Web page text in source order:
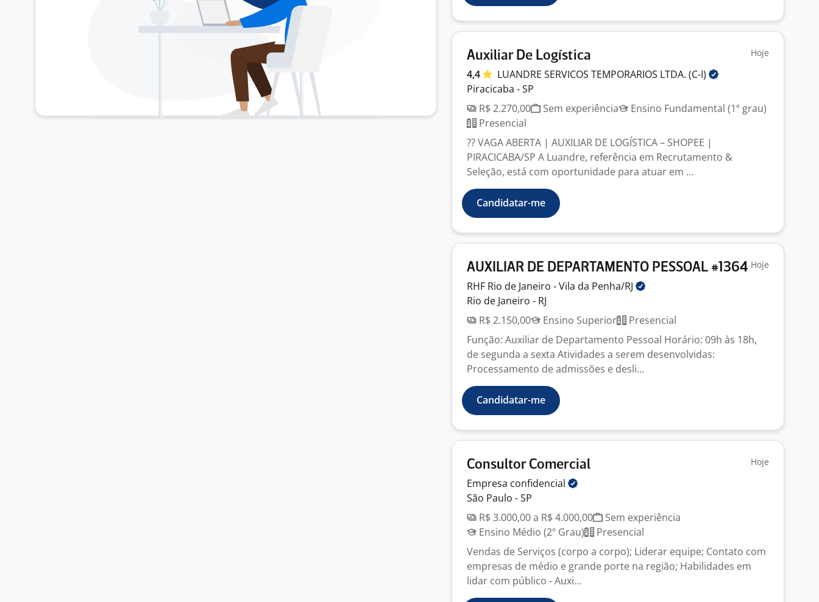
Auxiliar De Logística Hoje
4,4 LUANDRE SERVICOS TEMPORARIOS LTDA. (C-I)
Piracicaba - SP
R$ 2.270,00
Sem experiência
Ensino Fundamental (1º grau)
Presencial
?? VAGA ABERTA | AUXILIAR DE LOGÍSTICA – SHOPEE |
PIRACICABA/SP A Luandre, referência em Recrutamento &
Seleção, está com oportunidade para atuar em ...
Candidatar-me
AUXILIAR DE DEPARTAMENTO PESSOAL #1364 Hoje
RHF Rio de Janeiro - Vila da Penha/RJ
Rio de Janeiro - RJ
R$ 2.150,00
Ensino Superior
Presencial
Função: Auxiliar de Departamento Pessoal Horário: 09h às 18h,
de segunda a sexta Atividades a serem desenvolvidas:
Processamento de admissões e desli...
Candidatar-me
Consultor Comercial Hoje
Empresa confidencial
São Paulo - SP
R$ 3.000,00 a R$ 4.000,00
Sem experiência
Ensino Médio (2º Grau)
Presencial
Vendas de Serviços (corpo a corpo); Liderar equipe; Contato com
empresas de médio e grande porte na região; Habilidades em
lidar com público - Auxi...